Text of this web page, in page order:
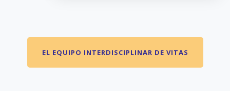
EL EQUIPO INTERDISCIPLINAR DE VITAS